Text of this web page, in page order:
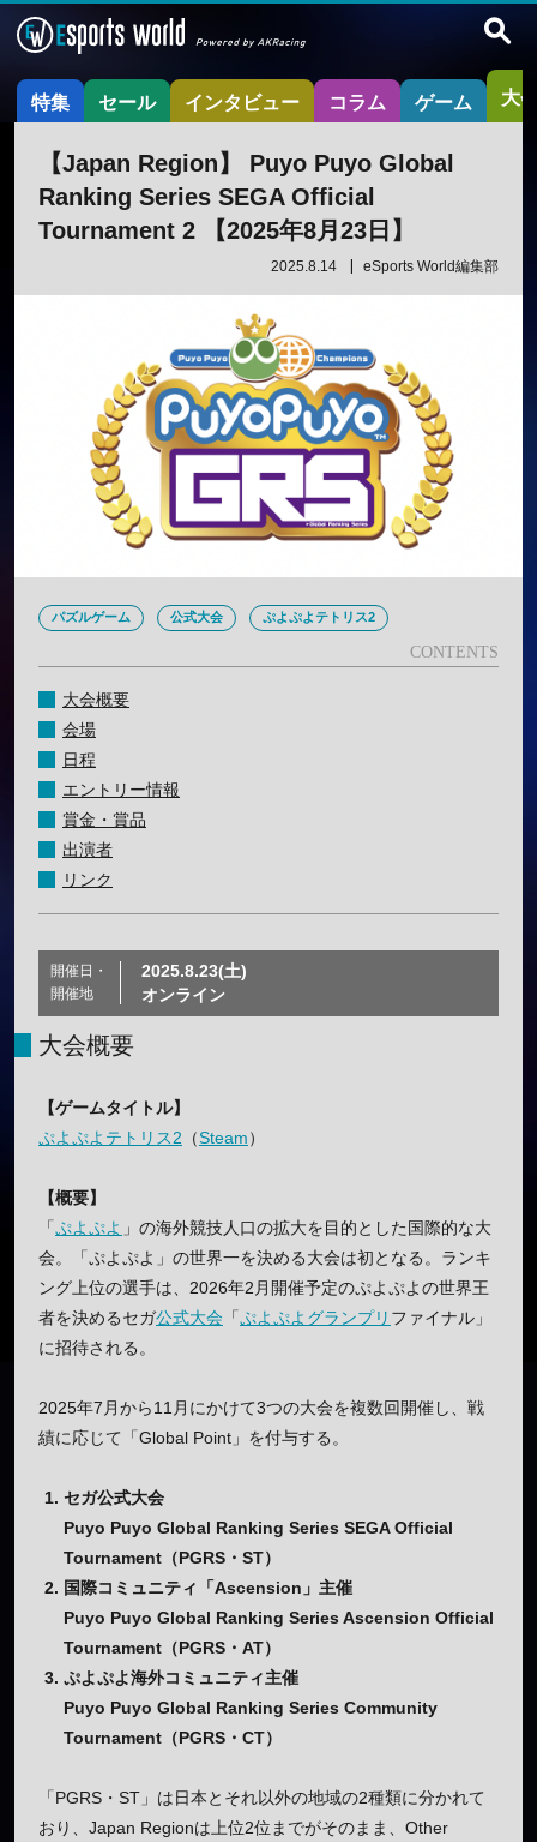
特集 セール インタビュー コラム ゲーム 大
【Japan Region】 Puyo Puyo Global
Ranking Series SEGA Official
Tournament 2 【2025年8月23日】
2025.8.14 eSports World編集部
パズルゲーム 公式大会 ぷよぷよテトリス2
大会概要
会場
日程
エントリー情報
賞金・賞品
出演者
リンク
開催日・
開催地
2025.8.23(土)
オンライン
大会概要
【ゲームタイトル】
ぷよぷよテトリス2 （Steam）
【概要】
「ぷよぷよ 」の海外競技人口の拡大を目的とした国際的な大
会。「ぷよぷよ」の世界一を決める大会は初となる。ランキ
ング上位の選手は、2026年2月開催予定のぷよぷよの世界王
者を決めるセガ公式大会 「ぷよぷよグランプリ ファイナル」
に招待される。
2025年7月から11月にかけて3つの大会を複数回開催し、戦
績に応じて「Global Point」を付与する。
セガ公式大会
Puyo Puyo Global Ranking Series SEGA Official
Tournament（PGRS・ST）
国際コミュニティ「Ascension」主催
Puyo Puyo Global Ranking Series Ascension Official
Tournament（PGRS・AT）
ぷよぷよ海外コミュニティ主催
Puyo Puyo Global Ranking Series Community
Tournament（PGRS・CT）
「PGRS・ST」は日本とそれ以外の地域の2種類に分かれて
おり、Japan Regionは上位2位までがそのまま、Other